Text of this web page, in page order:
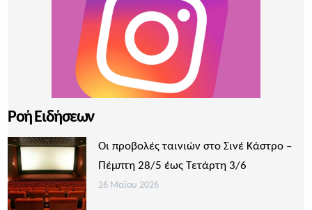
Ροή Ειδήσεων
Οι προβολές ταινιών στο Σινέ Κάστρο –
Πέμπτη 28/5 έως Τετάρτη 3/6
26 Μαΐου 2026